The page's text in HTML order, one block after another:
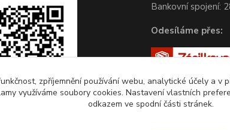
Bankovní spojení:
Odesíláme přes:
zpříjemnění používání webu, analytické účely a v
využíváme soubory cookies. Nastavení vlastních
odkazem ve spodní části stránek.